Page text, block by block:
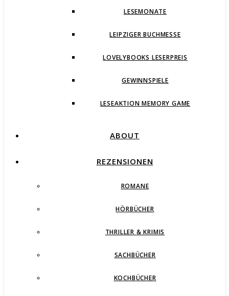
LESEMONATE
LEIPZIGER BUCHMESSE
LOVELYBOOKS LESERPREIS
GEWINNSPIELE
LESEAKTION MEMORY GAME
ABOUT
REZENSIONEN
ROMANE
HÖRBÜCHER
THRILLER & KRIMIS
SACHBÜCHER
KOCHBÜCHER